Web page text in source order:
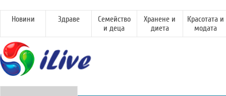
Новини Здраве
Семейство
и деца
Хранене и
диета
Красотата и
модата